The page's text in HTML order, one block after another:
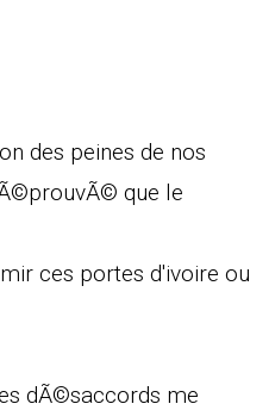
des peines de nos
que le
ces portes d'ivoire ou
dÃ©saccords me